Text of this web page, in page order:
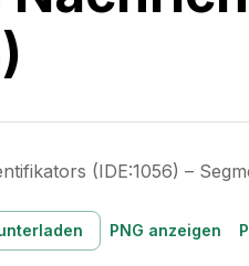
(IDE:1056) –
PNG anzeigen